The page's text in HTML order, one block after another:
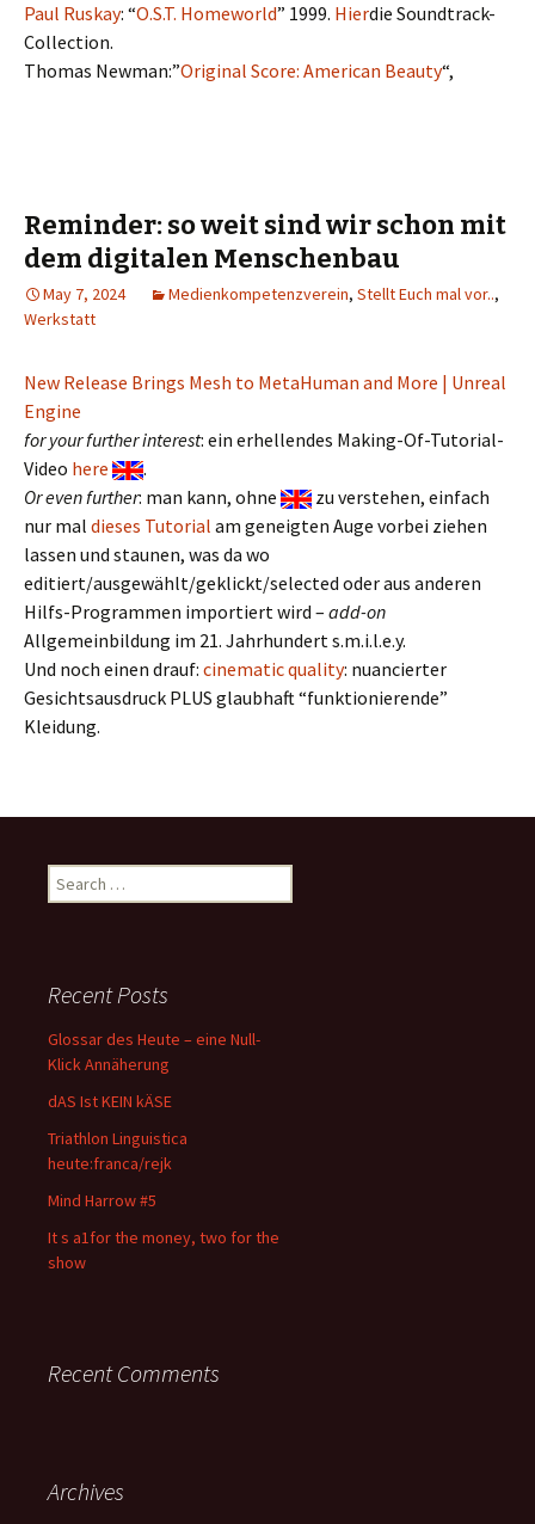
Paul Ruskay: “O.S.T. Homeworld” 1999. Hierdie Soundtrack-
Collection.
Thomas Newman:”Original Score: American Beauty“,
Reminder: so weit sind wir schon mit
dem digitalen Menschenbau
May 7, 2024 Medienkompetenzverein, Stellt Euch mal vor..,
Werkstatt
New Release Brings Mesh to MetaHuman and More | Unreal
Engine
for your further interest: ein erhellendes Making-Of-Tutorial-
Video here
.
Or even further: man kann, ohne
zu verstehen, einfach
nur mal dieses Tutorial am geneigten Auge vorbei ziehen
lassen und staunen, was da wo
editiert/ausgewählt/geklickt/selected oder aus anderen
Hilfs-Programmen importiert wird – add-on
Allgemeinbildung im 21. Jahrhundert s.m.i.l.e.y.
Und noch einen drauf: cinematic quality: nuancierter
Gesichtsausdruck PLUS glaubhaft “funktionierende”
Kleidung.
Search
for:
Recent Posts
Glossar des Heute – eine Null-
Klick Annäherung
dAS Ist KEIN kÄSE
Triathlon Linguistica
heute:franca/rejk
Mind Harrow #5
It s a1for the money, two for the
show
Recent Comments
Archives